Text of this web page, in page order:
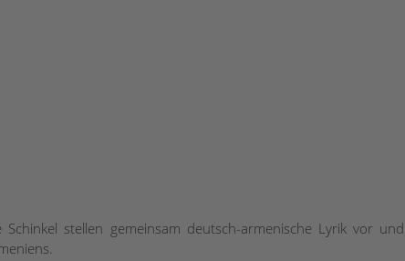
stellen gemeinsam deutsch-armenische Lyrik vor und